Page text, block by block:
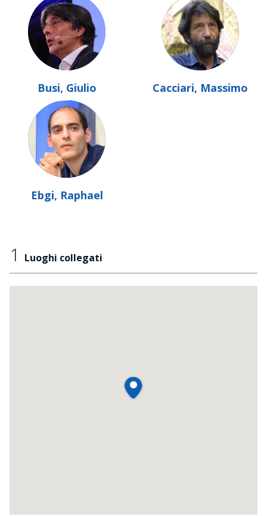
Busi, Giulio Cacciari, Massimo
Ebgi, Raphael
1 Luoghi collegati